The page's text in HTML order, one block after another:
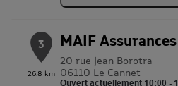
3
26.8 km
MAIF
20 rue Jean Borotra
06110 Le Cannet
Ouvert actuellement 10:00 -